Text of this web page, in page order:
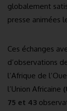
globalement
presse animées
Ces échanges
d’observations
l’Afrique de
l’Union Africaine
75 et 43